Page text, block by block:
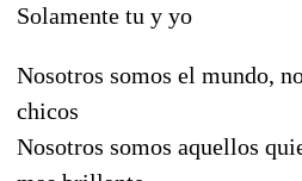
Solamente tu y yo
Nosotros somos el mundo,
chicos
Nosotros somos aquellos